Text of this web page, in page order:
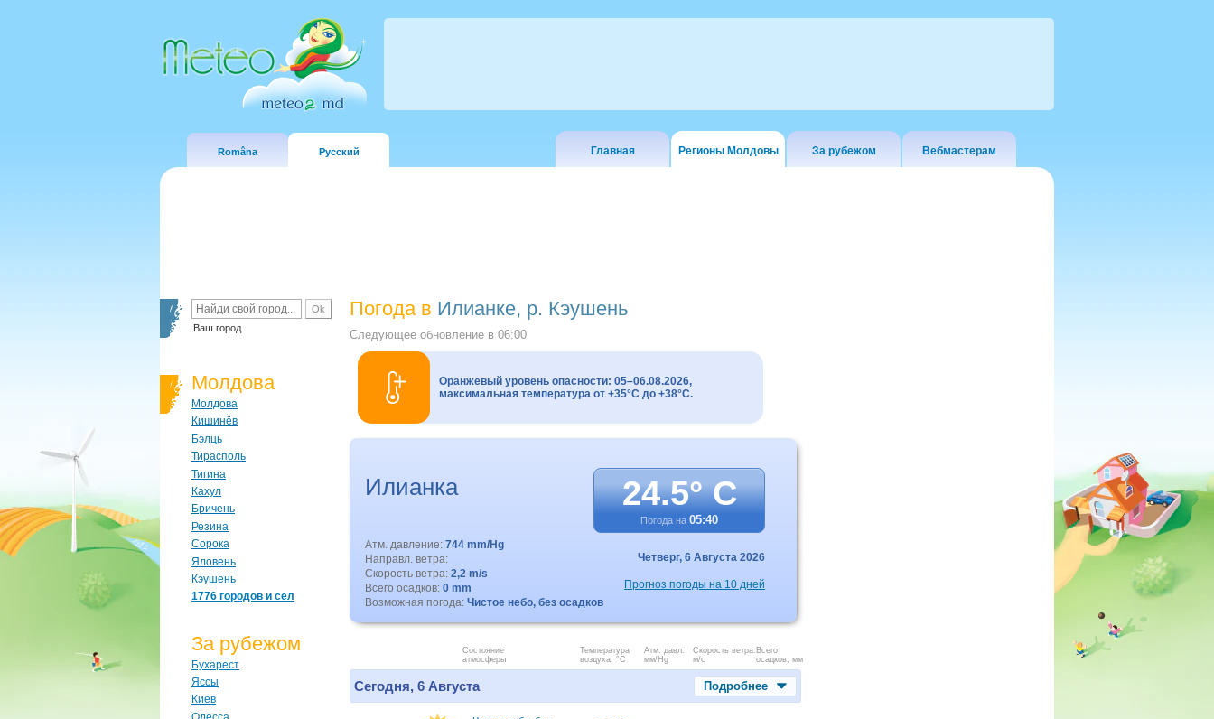
Româna Русский Главная Регионы Молдовы За рубежом Вебмастерам
Ваш город
Молдова
Молдова
Кишинёв
Бэлць
Тирасполь
Тигина
Кахул
Бричень
Резина
Сорока
Яловень
Кэушень
1776 городов и сел
За рубежом
Бухарест
Яссы
Киев
Погода в Илианке, р. Кэушень
Следующее обновление в 06:00
Оранжевый уровень опасности: 05–06.08.2026,
максимальная температура от +35°C до +38°C.
Илианка 24.5° C
Погода на 05:40
Атм. давление: 744 mm/Hg
Направл. ветра:
Скорость ветра: 2,2 m/s
Всего осадков: 0 mm
Возможная погода: Чистое небо, без осадков
Четверг, 6 Августа 2026
Прогноз погоды на 10 дней
Состояние
атмосферы
Температура
воздуха, °C
Атм. давл.
мм/Hg
Скорость ветра.
м/с
Всего
осадков, мм
Сегодня, 6 Августа Подробнее